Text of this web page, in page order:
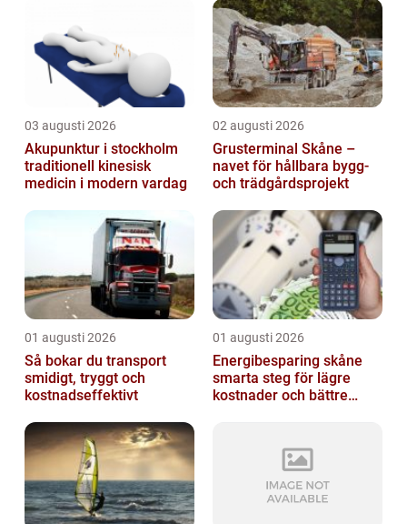
03 augusti 2026
Akupunktur i stockholm
traditionell kinesisk
medicin i modern vardag
02 augusti 2026
Grusterminal Skåne –
navet för hållbara bygg-
och trädgårdsprojekt
01 augusti 2026
Så bokar du transport
smidigt, tryggt och
kostnadseffektivt
01 augusti 2026
Energibesparing skåne
smarta steg för lägre
kostnader och bättre